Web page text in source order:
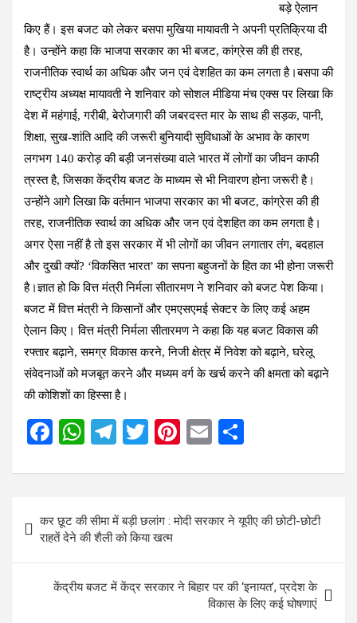
बड़े ऐलान
किए हैं। इस बजट को लेकर बसपा मुखिया मायावती ने अपनी प्रतिक्रिया दी
है। उन्होंने कहा कि भाजपा सरकार का भी बजट, कांग्रेस की ही तरह,
राजनीतिक स्वार्थ का अधिक और जन एवं देशहित का कम लगता है।बसपा की
राष्ट्रीय अध्यक्ष मायावती ने शनिवार को सोशल मीडिया मंच एक्स पर लिखा कि
देश में महंगाई, गरीबी, बेरोजगारी की जबरदस्त मार के साथ ही सड़क, पानी,
शिक्षा, सुख-शांति आदि की जरूरी बुनियादी सुविधाओं के अभाव के कारण
लगभग 140 करोड़ की बड़ी जनसंख्या वाले भारत में लोगों का जीवन काफी
त्रस्त है, जिसका केंद्रीय बजट के माध्यम से भी निवारण होना जरूरी है।
उन्होंने आगे लिखा कि वर्तमान भाजपा सरकार का भी बजट, कांग्रेस की ही
तरह, राजनीतिक स्वार्थ का अधिक और जन एवं देशहित का कम लगता है।
अगर ऐसा नहीं है तो इस सरकार में भी लोगों का जीवन लगातार तंग, बदहाल
और दुखी क्यों? ‘विकसित भारत’ का सपना बहुजनों के हित का भी होना जरूरी
है।ज्ञात हो कि वित्त मंत्री निर्मला सीतारमण ने शनिवार को बजट पेश किया।
बजट में वित्त मंत्री ने किसानों और एमएसएमई सेक्टर के लिए कई अहम
ऐलान किए। वित्त मंत्री निर्मला सीतारमण ने कहा कि यह बजट विकास की
रफ्तार बढ़ाने, समग्र विकास करने, निजी क्षेत्र में निवेश को बढ़ाने, घरेलू
संवेदनाओं को मजबूत करने और मध्यम वर्ग के खर्च करने की क्षमता को बढ़ाने
की कोशिशों का हिस्सा है।
F
ce
o
o
k
W
at
s
A
p
p
T
e
gr
a
m
T
tt
er
Pi
er
es
t
E
ail ar
e
navigation
कर छूट की सीमा में बड़ी छलांग : मोदी सरकार ने यूपीए की छोटी-छोटी
राहतें देने की शैली को किया खत्म
केंद्रीय बजट में केंद्र सरकार ने बिहार पर की ‘इनायत’, प्रदेश के
विकास के लिए कई घोषणाएं